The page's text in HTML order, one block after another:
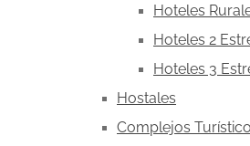
Hoteles
Hoteles 2
Hoteles 3
Hostales
Complejos